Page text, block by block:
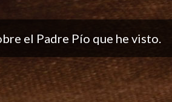
todos los días... ¡Sigan con